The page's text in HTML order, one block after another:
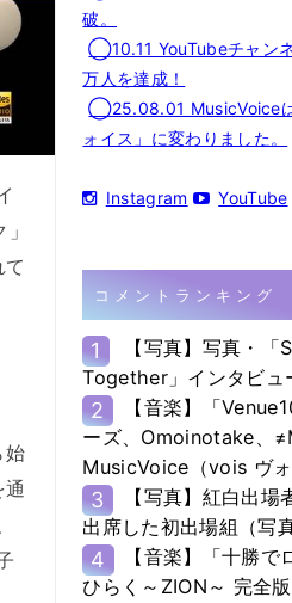
始
破。
◯10.11 YouTubeチャン
万人を達成！
◯25.08.01 MusicVoice
ォイス」に変わりました。
Instagram YouTube
コメントランキング
1
【写真】写真・「
Together」インタビュ
2
【音楽】「
ーズ、Omoinotake、
MusicVoice（vois ヴォ
3
【写真】紅白出場
出席した初出場組（写
4
【音楽】「十勝で
ひらく～ZION～ 完全版